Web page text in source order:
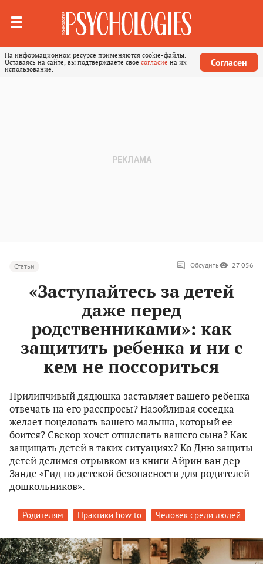
На информационном ресурсе применяются cookie-файлы.
Оставаясь на сайте, вы подтверждаете свое согласие на их
использование.
Согласен
Статьи Обсудить 27 056
«Заступайтесь за детей
даже перед
родственниками»: как
защитить ребенка и ни с
кем не поссориться
Прилипчивый дядюшка заставляет вашего ребенка
отвечать на его расспросы? Назойливая соседка
желает поцеловать вашего малыша, который ее
боится? Свекор хочет отшлепать вашего сына? Как
защищать детей в таких ситуациях? Ко Дню защиты
детей делимся отрывком из книги Айрин ван дер
Занде «Гид по детской безопасности для родителей
дошкольников».
Родителям Практики how to Человек среди людей